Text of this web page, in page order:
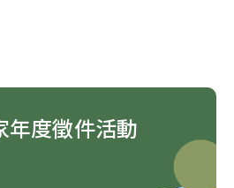
度徵件活動